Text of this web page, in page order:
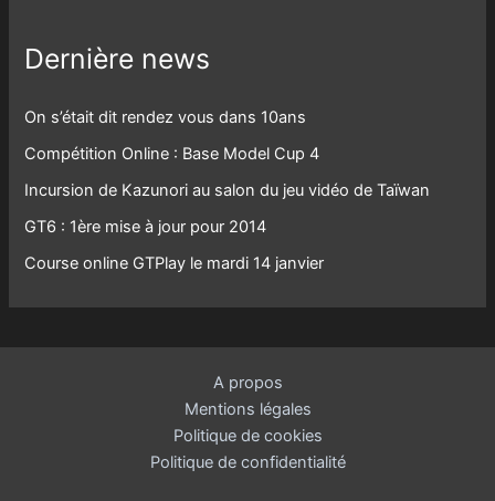
Dernière news
On s’était dit rendez vous dans 10ans
Compétition Online : Base Model Cup 4
Incursion de Kazunori au salon du jeu vidéo de Taïwan
GT6 : 1ère mise à jour pour 2014
Course online GTPlay le mardi 14 janvier
A propos
Mentions légales
Politique de cookies
Politique de confidentialité